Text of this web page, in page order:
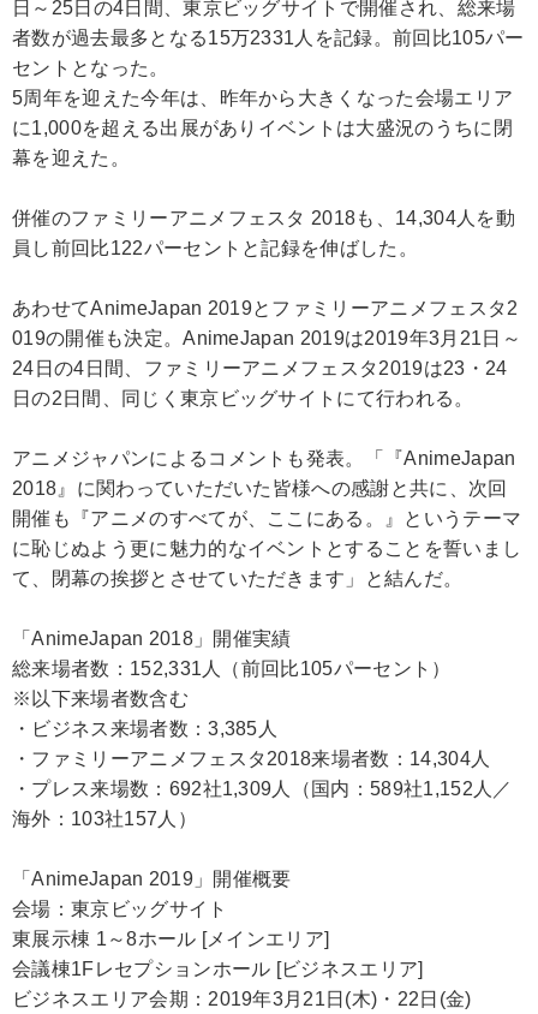
日～25日の4日間、東京ビッグサイトで開催され、総来場
者数が過去最多となる15万2331人を記録。前回比105パー
セントとなった。
5周年を迎えた今年は、昨年から大きくなった会場エリア
に1,000を超える出展がありイベントは大盛況のうちに閉
幕を迎えた。
併催のファミリーアニメフェスタ 2018も、14,304人を動
員し前回比122パーセントと記録を伸ばした。
あわせてAnimeJapan 2019とファミリーアニメフェスタ2
019の開催も決定。AnimeJapan 2019は2019年3月21日～
24日の4日間、ファミリーアニメフェスタ2019は23・24
日の2日間、同じく東京ビッグサイトにて行われる。
アニメジャパンによるコメントも発表。「『AnimeJapan
2018』に関わっていただいた皆様への感謝と共に、次回
開催も『アニメのすべてが、ここにある。』というテーマ
に恥じぬよう更に魅力的なイベントとすることを誓いまし
て、閉幕の挨拶とさせていただきます」と結んだ。
「AnimeJapan 2018」開催実績
総来場者数：152,331人（前回比105パーセント）
※以下来場者数含む
・ビジネス来場者数：3,385人
・ファミリーアニメフェスタ2018来場者数：14,304人
・プレス来場数：692社1,309人（国内：589社1,152人／
海外：103社157人）
「AnimeJapan 2019」開催概要
会場：東京ビッグサイト
東展示棟 1～8ホール [メインエリア]
会議棟1Fレセプションホール [ビジネスエリア]
ビジネスエリア会期：2019年3月21日(木)・22日(金)